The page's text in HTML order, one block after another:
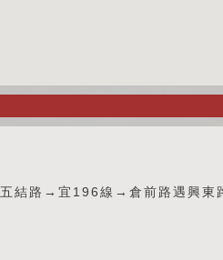
結路→宜196線→倉前路遇興東